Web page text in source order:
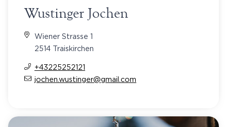
Wustinger Jochen
Wiener Strasse 1
2514 Traiskirchen
+43225252121
jochen.wustinger@gmail.com